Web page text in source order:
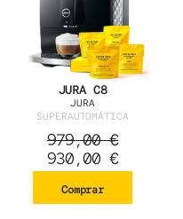
JURA C8
JURA
SUPERAUTOMÁTICA
979,00€
930,00 €
Comprar